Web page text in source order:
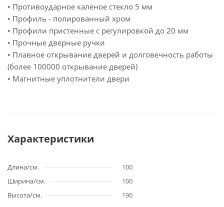
• Противоударное калёное стекло 5 мм
• Профиль - полированный хром
• Профили пристенные с регулировкой до 20 мм
• Прочные дверные ручки
• Плавное открывание дверей и долговечность работы
(более 100000 открывание дверей)
• Магнитные уплотнители двери
Характеристики
Длина/см.
100
Ширина/см.
100
Высота/см.
190